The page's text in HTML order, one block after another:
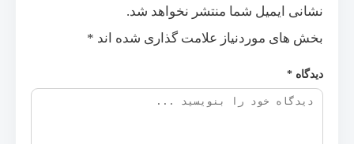
نشانی ایمیل شما منتشر نخواهد شد.
بخش های موردنیاز علامت گذاری شده اند *
دیدگاه *